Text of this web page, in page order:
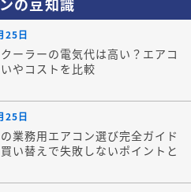
25日
ーラーの電気代は高い？エアコ
やコストを比較
25日
業務用エアコン選び完全ガイド
買い替えで失敗しないポイントと